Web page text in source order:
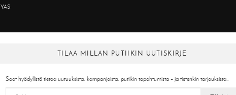
YAS
TILAA MILLAN PUTIIKIN UUTISKIRJE
Saat hyödyllistä tietoa uutuuksista, kampanjoista, putiikin tapahtumista – ja tietenkin tarjouksista..